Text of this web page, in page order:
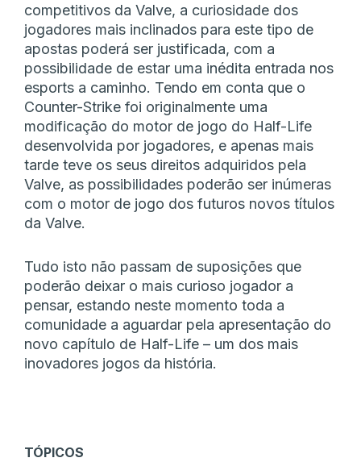
competitivos da Valve, a curiosidade dos
jogadores mais inclinados para este tipo de
apostas poderá ser justificada, com a
possibilidade de estar uma inédita entrada nos
esports a caminho. Tendo em conta que o
Counter-Strike foi originalmente uma
modificação do motor de jogo do Half-Life
desenvolvida por jogadores, e apenas mais
tarde teve os seus direitos adquiridos pela
Valve, as possibilidades poderão ser inúmeras
com o motor de jogo dos futuros novos títulos
da Valve.
Tudo isto não passam de suposições que
poderão deixar o mais curioso jogador a
pensar, estando neste momento toda a
comunidade a aguardar pela apresentação do
novo capítulo de Half-Life – um dos mais
inovadores jogos da história.
TÓPICOS